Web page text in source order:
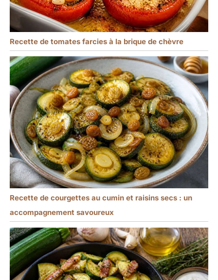
Recette de tomates farcies à la brique de chèvre
Recette de courgettes au cumin et raisins secs : un
accompagnement savoureux